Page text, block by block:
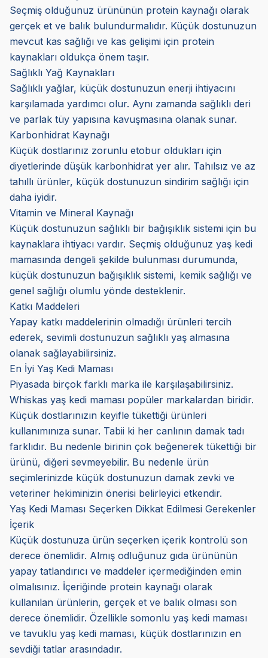
Seçmiş olduğunuz ürününün protein kaynağı olarak
gerçek et ve balık bulundurmalıdır. Küçük dostunuzun
mevcut kas sağlığı ve kas gelişimi için protein
kaynakları oldukça önem taşır.
Sağlıklı Yağ Kaynakları
Sağlıklı yağlar, küçük dostunuzun enerji ihtiyacını
karşılamada yardımcı olur. Aynı zamanda sağlıklı deri
ve parlak tüy yapısına kavuşmasına olanak sunar.
Karbonhidrat Kaynağı
Küçük dostlarınız zorunlu etobur oldukları için
diyetlerinde düşük karbonhidrat yer alır. Tahılsız ve az
tahıllı ürünler, küçük dostunuzun sindirim sağlığı için
daha iyidir.
Vitamin ve Mineral Kaynağı
Küçük dostunuzun sağlıklı bir bağışıklık sistemi için bu
kaynaklara ihtiyacı vardır. Seçmiş olduğunuz yaş kedi
mamasında dengeli şekilde bulunması durumunda,
küçük dostunuzun bağışıklık sistemi, kemik sağlığı ve
genel sağlığı olumlu yönde desteklenir.
Katkı Maddeleri
Yapay katkı maddelerinin olmadığı ürünleri tercih
ederek, sevimli dostunuzun sağlıklı yaş almasına
olanak sağlayabilirsiniz.
En İyi Yaş Kedi Maması
Piyasada birçok farklı marka ile karşılaşabilirsiniz.
Whiskas yaş kedi maması popüler markalardan biridir.
Küçük dostlarınızın keyifle tükettiği ürünleri
kullanımınıza sunar. Tabii ki her canlının damak tadı
farklıdır. Bu nedenle birinin çok beğenerek tükettiği bir
ürünü, diğeri sevmeyebilir. Bu nedenle ürün
seçimlerinizde küçük dostunuzun damak zevki ve
veteriner hekiminizin önerisi belirleyici etkendir.
Yaş Kedi Maması Seçerken Dikkat Edilmesi Gerekenler
İçerik
Küçük dostunuza ürün seçerken içerik kontrolü son
derece önemlidir. Almış odluğunuz gıda ürününün
yapay tatlandırıcı ve maddeler içermediğinden emin
olmalısınız. İçeriğinde protein kaynağı olarak
kullanılan ürünlerin, gerçek et ve balık olması son
derece önemlidir. Özellikle somonlu yaş kedi maması
ve tavuklu yaş kedi maması, küçük dostlarınızın en
sevdiği tatlar arasındadır.